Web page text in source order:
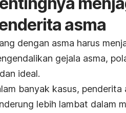
asma
dengan asma harus
gejala asma,
ideal.
banyak kasus,
lebih lambat dalam